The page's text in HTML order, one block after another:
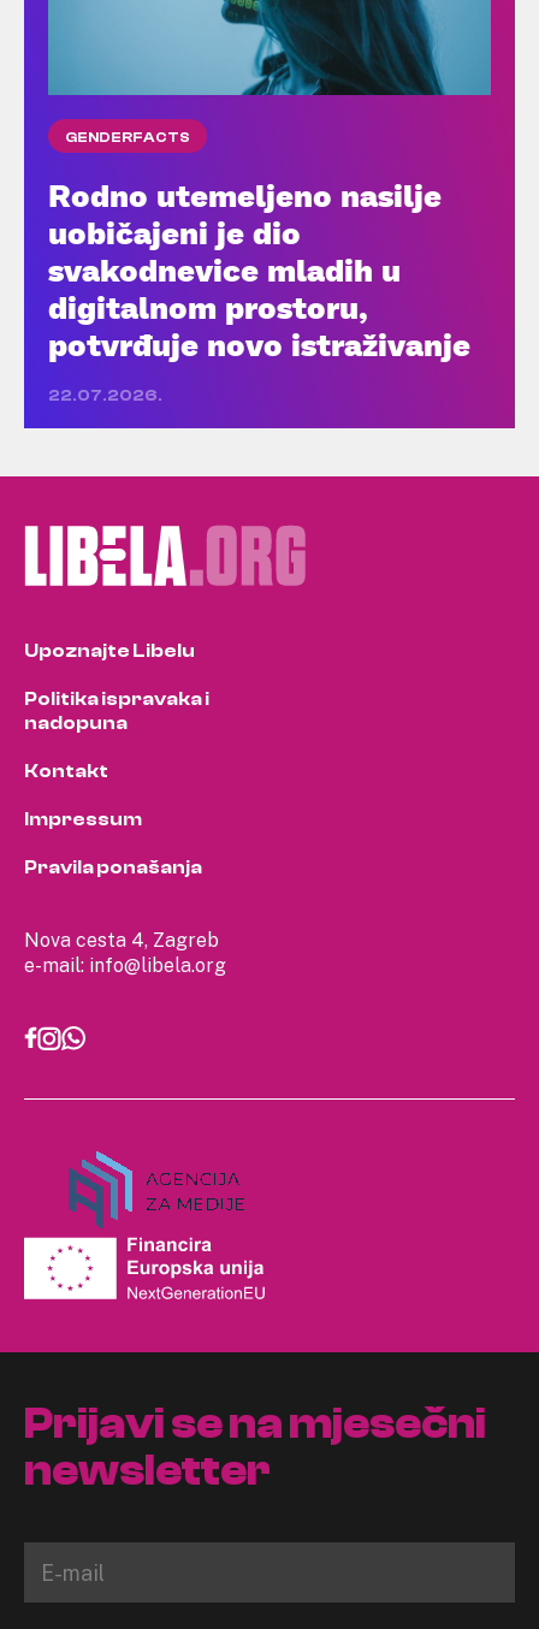
GENDERFACTS
Rodno utemeljeno nasilje
uobičajeni je dio
svakodnevice mladih u
digitalnom prostoru,
potvrđuje novo istraživanje
22.07.2026.
Nova cesta 4, Zagreb
e-mail: info@libela.org
Upoznajte Libelu
Politika ispravaka i
nadopuna
Kontakt
Impressum
Pravila ponašanja
Prijavi se na mjesečni
newsletter